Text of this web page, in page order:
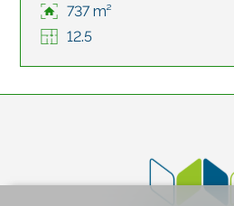
737 m²
12.5